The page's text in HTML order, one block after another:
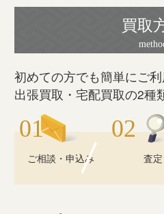
買取
初めての方でも簡単にご利
出張買取・宅配買取の2種
ご相談・申込み 査定